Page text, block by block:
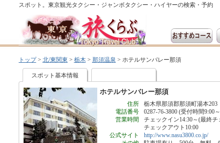
スポット。東京観光タクシー・ジャンボタクシー・ハイヤーの検索・予約
トップ> 北/東関東 > 栃木> 那須温泉 > ホテルサンバレー那須
スポット基本情報
ホテルサンバレー那須
住所
栃木県那須郡那須町湯本203
電話番号
0287-76-3800 (受付時間9:00
営業時間
チェックイン14:30～(最終チ
チェックアウト10:00
公式サイト
http://www.nasu3800.co.jp/